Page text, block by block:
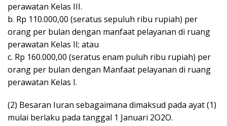
perawatan Kelas III.
b. Rp 110.000,00 (seratus sepuluh ribu rupiah) per
orang per bulan dengan manfaat pelayanan di ruang
perawatan Kelas II; atau
c. Rp 160.000,00 (seratus enam puluh ribu rupiah) per
orang per bulan dengan Manfaat pelayanan di ruang
perawatan Kelas I.
(2) Besaran Iuran sebagaimana dimaksud pada ayat (1)
mulai berlaku pada tanggal 1 Januari 2O2O.